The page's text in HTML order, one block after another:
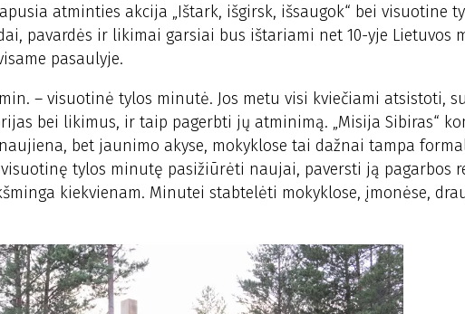
atminties akcija „Ištark, išgirsk, išsaugok“ bei visuotine
pavardės ir likimai garsiai bus ištariami net 10-yje Lietuvos
pasaulyje.
– visuotinė tylos minutė. Jos metu visi kviečiami atsistoti,
bei likimus, ir taip pagerbti jų atminimą. „Misija Sibiras“
bet jaunimo akyse, mokyklose tai dažnai tampa
tylos minutę pasižiūrėti naujai, paversti ją pagarbos
kiekvienam. Minutei stabtelėti mokyklose, įmonėse,